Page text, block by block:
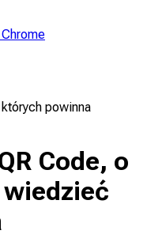
powinna
Code, o